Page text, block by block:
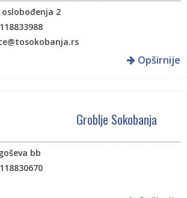
2
Opširnije
Groblje Sokobanja
bb